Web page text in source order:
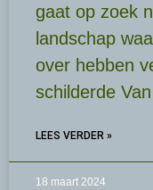
gaat op zoek
landschap
over hebben
schilderde
LEES VERDER »
18 maart 2024